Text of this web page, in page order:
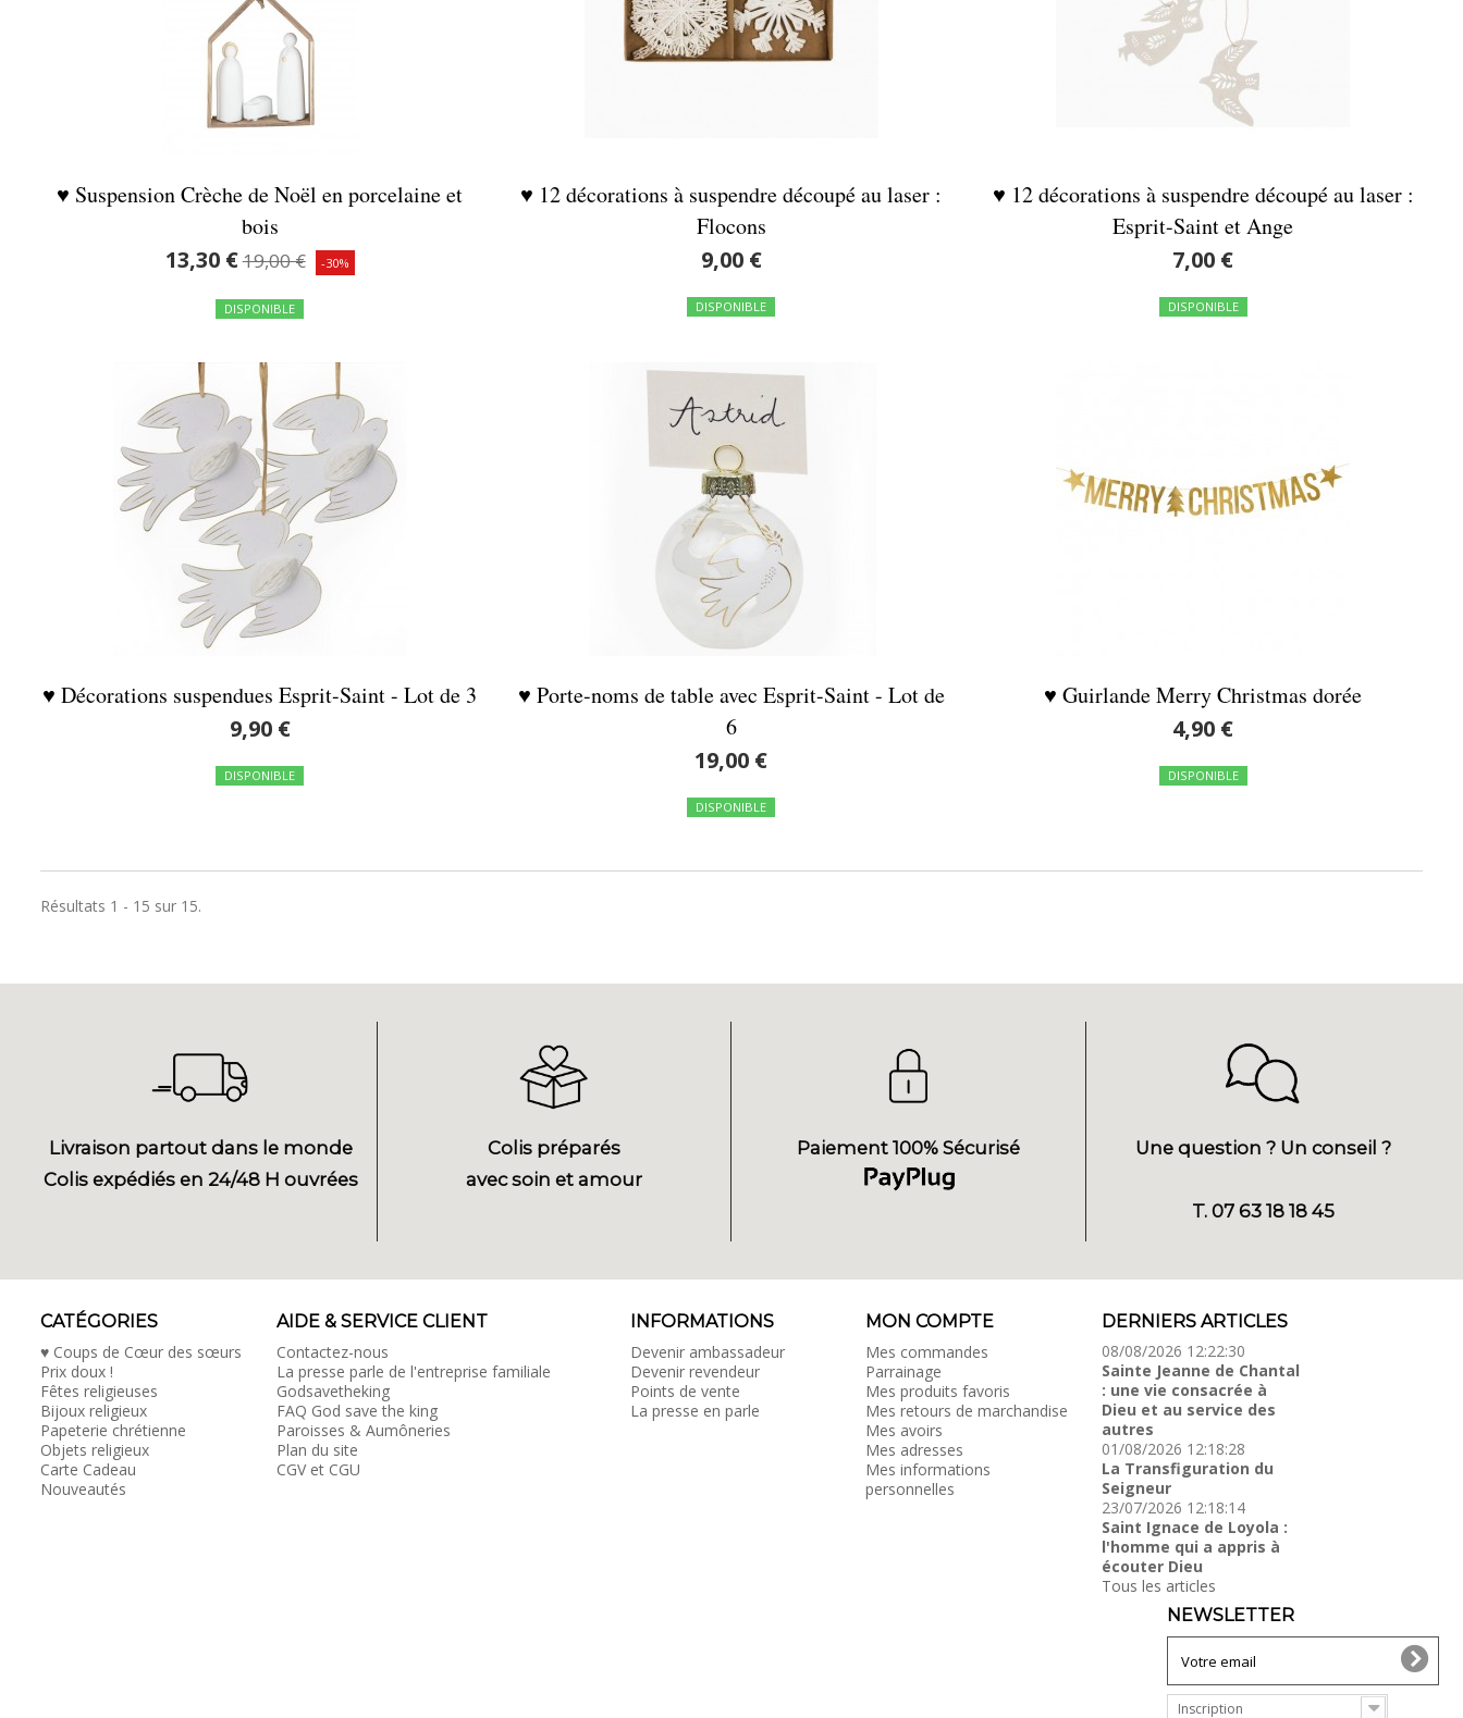
♥ Suspension Crèche de Noël en porcelaine et
bois
13,30 €19,00 € -30%
DISPONIBLE
♥ 12 décorations à suspendre découpé au laser :
Flocons
9,00 €
DISPONIBLE
♥ 12 décorations à suspendre découpé au laser :
Esprit-Saint et Ange
7,00 €
DISPONIBLE
♥ Décorations suspendues Esprit-Saint - Lot de 3
9,90 €
DISPONIBLE
♥ Porte-noms de table avec Esprit-Saint - Lot de
6
19,00 €
DISPONIBLE
♥ Guirlande Merry Christmas dorée
4,90 €
DISPONIBLE
Résultats 1 - 15 sur 15.
Livraison partout dans le monde
Colis expédiés en 24/48 H ouvrées
Colis préparés
avec soin et amour
Paiement 100% Sécurisé Une question ? Un conseil ?
T. 07 63 18 18 45
CATÉGORIES
♥ Coups de Cœur des sœurs
Prix doux !
Fêtes religieuses
Bijoux religieux
Papeterie chrétienne
Objets religieux
Carte Cadeau
Nouveautés
AIDE & SERVICE CLIENT
Contactez-nous
La presse parle de l'entreprise familiale
Godsavetheking
FAQ God save the king
Paroisses & Aumôneries
Plan du site
CGV et CGU
INFORMATIONS
Devenir ambassadeur
Devenir revendeur
Points de vente
La presse en parle
MON COMPTE
Mes commandes
Parrainage
Mes produits favoris
Mes retours de marchandise
Mes avoirs
Mes adresses
Mes informations
personnelles
DERNIERS ARTICLES
08/08/2026 12:22:30
Sainte Jeanne de Chantal
: une vie consacrée à
Dieu et au service des
autres
01/08/2026 12:18:28
La Transfiguration du
Seigneur
23/07/2026 12:18:14
Saint Ignace de Loyola :
l'homme qui a appris à
écouter Dieu
Tous les articles
NEWSLETTER
Inscription